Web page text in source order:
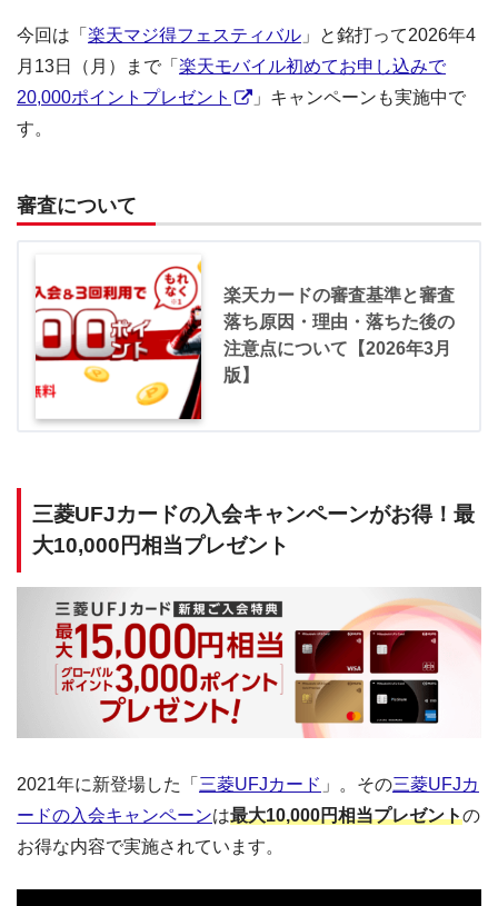
今回は「 楽天マジ得フェスティバル 」と銘打って2026年4
月13日（月）まで「 楽天モバイル初めてお申し込みで
20,000ポイントプレゼント
」キャンペーンも実施中で
す。
審査について
楽天カードの審査基準と審査
落ち原因・理由・落ちた後の
注意点について【2026年3月
版】
三菱UFJカードの入会キャンペーンがお得！最
大10,000円相当プレゼント
2021年に新登場した「 三菱UFJカード 」。その三菱UFJカ
ードの入会キャンペーンは最大10,000円相当プレゼントの
お得な内容で実施されています。